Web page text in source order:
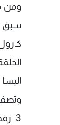
ومن
سبق
3